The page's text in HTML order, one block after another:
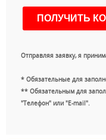
Отправляя заявку, я
* Обязательные для
** Обязательным для
"Телефон" или "E-mail".